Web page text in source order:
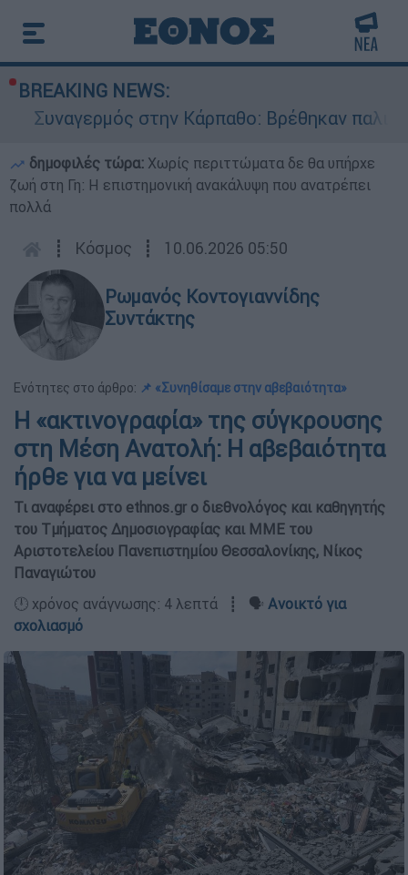
BREAKING NEWS:
στην Κάρπαθο: Βρέθηκαν παλιά
δημοφιλές τώρα: Χωρίς περιττώματα δε θα υπήρχε
ζωή στη Γη: Η επιστημονική ανακάλυψη που ανατρέπει
πολλά
┋ Κόσμος ┋ 10.06.2026 05:50
Ρωμανός Κοντογιαννίδης
Συντάκτης
Ενότητες στο άρθρο: 📌 «Συνηθίσαμε στην αβεβαιότητα»
Η «ακτινογραφία» της σύγκρουσης
στη Μέση Ανατολή: Η αβεβαιότητα
ήρθε για να μείνει
Τι αναφέρει στο ethnos.gr ο διεθνολόγος και καθηγητής
του Τμήματος Δημοσιογραφίας και ΜΜΕ του
Αριστοτελείου Πανεπιστημίου Θεσσαλονίκης, Νίκος
Παναγιώτου
🕛 χρόνος ανάγνωσης: 4 λεπτά ┋ 🗣️ Ανοικτό για
σχολιασμό